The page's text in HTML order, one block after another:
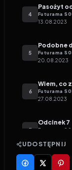
4
Pasożyt
Futurama S
13.08.2023
5
Podobne
Futurama S
20.08.2023
6
Wiem, co
Futurama S
27.08.2023
7
Odcinek 7
Futurama S
Odcinek 8
Futurama
UDOSTĘPNIJ